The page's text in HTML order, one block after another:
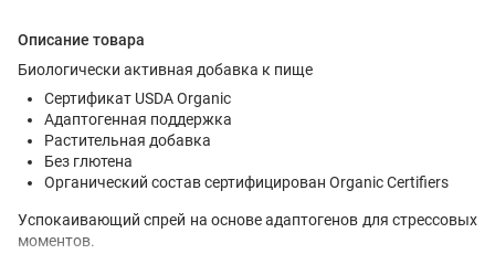
Описание товара
Биологически активная добавка к пище
Сертификат USDA Organic
Адаптогенная поддержка
Растительная добавка
Без глютена
Органический состав сертифицирован Organic Certifiers
Успокаивающий спрей на основе адаптогенов для стрессовых
моментов.